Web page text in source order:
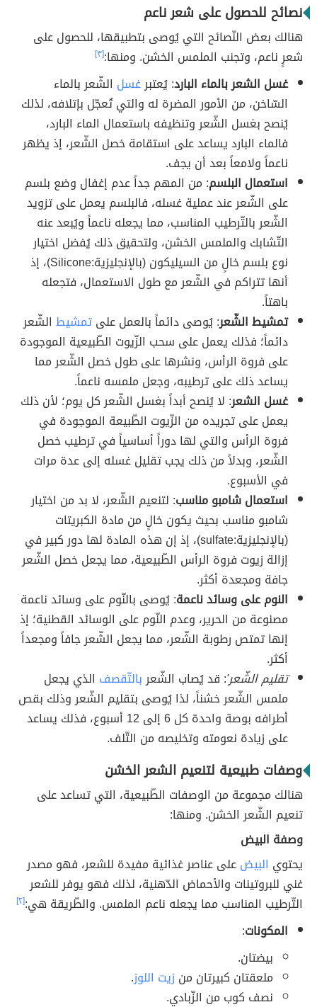
نصائح للحصول على شعر ناعم
هنالك بعض النّصائح التي يُوصى بتطبيقها، للحصول على
شعرٍ ناعم، وتجنب الملمس الخشن. ومنها:[٣]
غسل الشعر بالماء البارد: يُعتبرغسل الشّعر بالماء
السّاخن، من الأمور المضرة له والتي تُعجّل بإتلافه، لذلك
يُنصح بغسل الشّعر وتنظيفه باستعمال الماء البارد،
فالماء البارد يساعد على استقامة خصل الشّعر، إذ يظهر
ناعماً ولامعاً بعد أن يجف.
استعمال البلسم: من المهم جداً عدم إغفال وضع بلسم
على الشّعر عند عملية غسله، فالبلسم يعمل على تزويد
الشّعر بالتّرطيب المناسب، مما يجعله ناعماً ويُبعد عنه
التّشابك والملمس الخشن، ولتحقيق ذلك يُفضل اختيار
نوع بلسم خالٍ من السيليكون (بالإنجليزية:Silicone)، إذ
أنها تتراكم في الشّعر مع طول الاستعمال، فتجعله
باهتاً.
تمشيط الشّعر: يُوصى دائماً بالعمل علىتمشيطالشّعر
دائماً؛ فذلك يعمل على سحب الزّيوت الطّبيعية الموجودة
على فروة الرأس، ونشرها على طول خصل الشّعر مما
يساعد ذلك على ترطيبه، وجعل ملمسه ناعماً.
غسل الشعر: لا يُنصح أبداً بغسل الشّعر كل يوم؛ لأن ذلك
يعمل على تجريده من الزّيوت الطّبيعة الموجودة في
فروة الرأس والتي لها دوراً أساسياً في ترطيب خصل
الشّعر، وبدلاً من ذلك يجب تقليل غسله إلى عدة مرات
في الأسبوع.
استعمال شامبو مناسب: لتنعيم الشّعر، لا بد من اختيار
شامبو مناسب بحيث يكون خالٍ من مادة الكبريتات
(بالإنجليزية:sulfate)، إذ إن هذه المادة لها دور كبير في
إزالة زيوت فروة الرأس الطّبيعية، مما يجعل خصل الشّعر
جافة ومجعدة أكثر.
النوم على وسائد ناعمة: يُوصى بالنّوم على وسائد ناعمة
مصنوعة من الحرير، وعدم النّوم على الوسائد القطنية؛ إذ
إنها تمتص رطوبة الشّعر، مما يجعل الشّعر جافاً ومجعداً
أكثر.
تقليم الشّعر': قد يُصاب الشّعربالتّقصف الذي يجعل
ملمس الشّعر خشناً، لذا يُوصى بتقليم الشّعر وذلك بقص
أطرافه بوصة واحدة كل 6 إلى 12 أسبوع، فذلك يساعد
على زيادة نعومته وتخليصه من التّلف.
وصفات طبيعية لتنعيم الشعر الخشن
هنالك مجموعة من الوصفات الطّبيعية، التي تساعد على
تنعيم الشّعر الخشن. ومنها:
وصفة البيض
يحتوي البيضعلى عناصر غذائية مفيدة للشعر، فهو مصدر
غني للبروتينات والأحماض الدّهنية، لذلك فهو يوفر للشعر
التّرطيب المناسب مما يجعله ناعم الملمس. والطّريقة هي:[٢]
المكونات:
بيضتان.
ملعقتان كبيرتان من زيت اللوز.
نصف كوب من الزّبادي.